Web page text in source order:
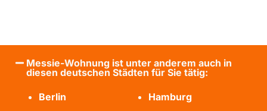
Messie-Wohnung ist unter anderem auch in
diesen deutschen Städten für Sie tätig:
Berlin
Hamburg